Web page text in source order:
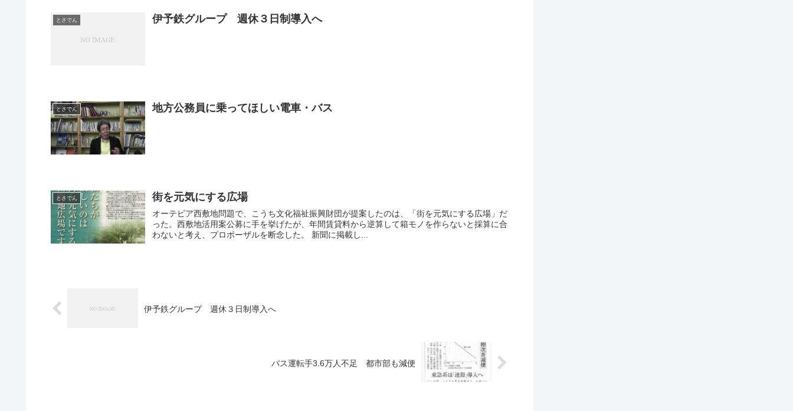
とさでん 伊予鉄グループ 週休３日制導入へ
とさでん 地方公務員に乗ってほしい電車・バス
とさでん 街を元気にする広場
オーテピア西敷地問題で、こうち文化福祉振興財団が提案したのは、「街を元気にする広場」だ
った。西敷地活用案公募に手を挙げたが、年間賃貸料から逆算して箱モノを作らないと採算に合
わないと考え、プロポーザルを断念した。 新聞に掲載し...
伊予鉄グループ 週休３日制導入へ
バス運転手3.6万人不足 都市部も減便